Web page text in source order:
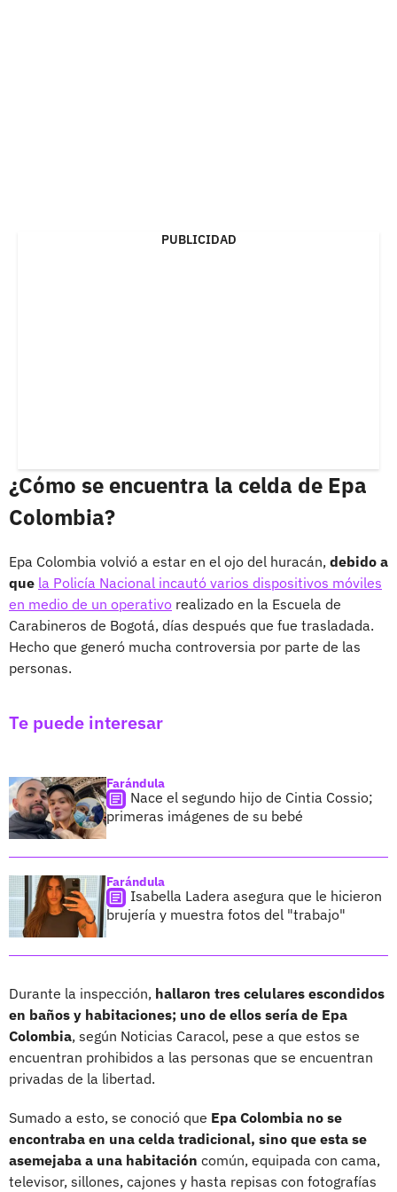
PUBLICIDAD
¿Cómo se encuentra la celda de Epa
Colombia?
Epa Colombia volvió a estar en el ojo del huracán, debido a
que la Policía Nacional incautó varios dispositivos móviles
en medio de un operativo realizado en la Escuela de
Carabineros de Bogotá, días después que fue trasladada.
Hecho que generó mucha controversia por parte de las
personas.
Te puede interesar
Farándula
Nace el segundo hijo de Cintia Cossio;
primeras imágenes de su bebé
Farándula
Isabella Ladera asegura que le hicieron
brujería y muestra fotos del "trabajo"
Durante la inspección, hallaron tres celulares escondidos
en baños y habitaciones; uno de ellos sería de Epa
Colombia, según Noticias Caracol, pese a que estos se
encuentran prohibidos a las personas que se encuentran
privadas de la libertad.
Sumado a esto, se conoció que Epa Colombia no se
encontraba en una celda tradicional, sino que esta se
asemejaba a una habitación común, equipada con cama,
televisor, sillones, cajones y hasta repisas con fotografías